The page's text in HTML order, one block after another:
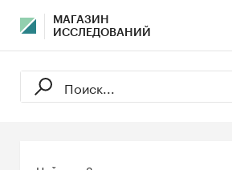
МАГАЗИН
ИССЛЕДОВАНИЙ